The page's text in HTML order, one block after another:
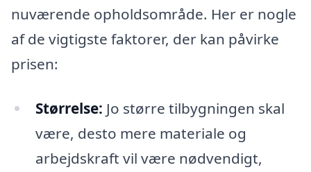
nuværende opholdsområde. Her er nogle
af de vigtigste faktorer, der kan påvirke
prisen:
Størrelse: Jo større tilbygningen skal
være, desto mere materiale og
arbejdskraft vil være nødvendigt,